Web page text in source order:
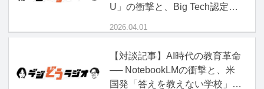
U」の衝撃と、Big Tech認定資
2026.04.01
【対談記事】AI時代の教育革命
── NotebookLMの衝撃と、米
国発「答えを教えない学校」の